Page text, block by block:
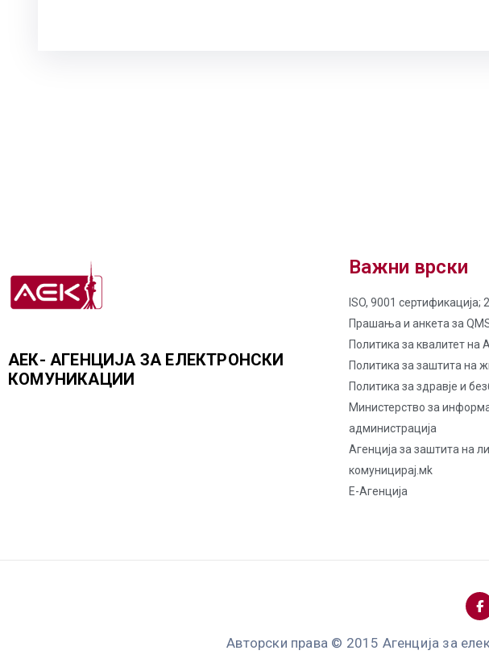
АЕК- АГЕНЦИЈА ЗА ЕЛЕКТРОНСКИ
КОМУНИКАЦИИ
Важни врски
ISO, 9001 сертификација;
Прашања и анкета за
Политика за квалитет на
Политика за заштита на
Политика за здравје и
Министерство за
администрација
Агенција за заштита на
комуницирај.мk
Е-Агенција
Авторски права © 2015 Агенција за